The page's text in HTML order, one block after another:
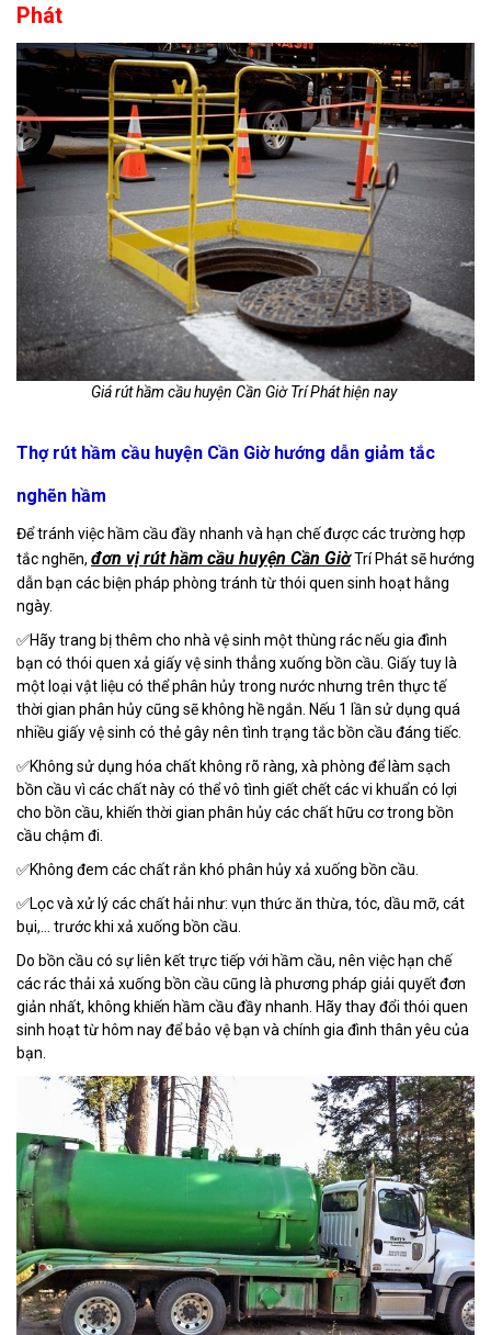
Phát
Giá rút hầm cầu huyện Cần Giờ Trí Phát hiện nay​
Thợ rút hầm cầu huyện Cần Giờ hướng dẫn giảm tắc
nghẽn hầm
Để tránh việc hầm cầu đầy nhanh và hạn chế được các trường hợp
tắc nghẽn, đơn vị rút hầm cầu huyện Cần GiờTrí Phát sẽ hướng
dẫn bạn các biện pháp phòng tránh từ thói quen sinh hoạt hằng
ngày.
✅Hãy trang bị thêm cho nhà vệ sinh một thùng rác nếu gia đình
bạn có thói quen xả giấy vệ sinh thẳng xuống bồn cầu. Giấy tuy là
một loại vật liệu có thể phân hủy trong nước nhưng trên thực tế
thời gian phân hủy cũng sẽ không hề ngắn. Nếu 1 lần sử dụng quá
nhiều giấy vệ sinh có thẻ gây nên tình trạng tắc bồn cầu đáng tiếc.
✅Không sử dụng hóa chất không rõ ràng, xà phòng để làm sạch
bồn cầu vì các chất này có thể vô tình giết chết các vi khuẩn có lợi
cho bồn cầu, khiến thời gian phân hủy các chất hữu cơ trong bồn
cầu chậm đi.
✅Không đem các chất rắn khó phân hủy xả xuống bồn cầu.
✅Lọc và xử lý các chất hải như: vụn thức ăn thừa, tóc, dầu mỡ, cát
bụi,... trước khi xả xuống bồn cầu.
Do bồn cầu có sự liên kết trực tiếp với hầm cầu, nên việc hạn chế
các rác thải xả xuống bồn cầu cũng là phương pháp giải quyết đơn
giản nhất, không khiến hầm cầu đầy nhanh. Hãy thay đổi thói quen
sinh hoạt từ hôm nay để bảo vệ bạn và chính gia đình thân yêu của
bạn.